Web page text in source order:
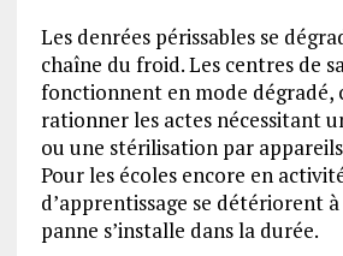
Les denrées périssables se
chaîne du froid. Les centres de
fonctionnent en mode dégradé,
rationner les actes nécessitant
ou une stérilisation par
Pour les écoles encore en
d’apprentissage se détériorent
panne s’installe dans la durée.